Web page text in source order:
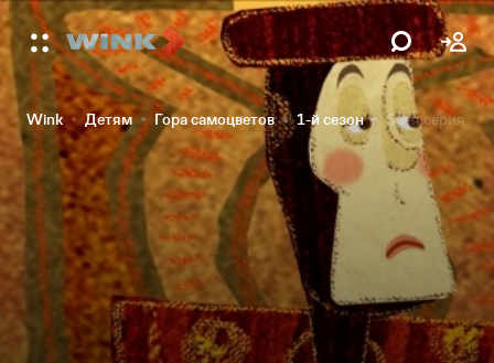
Wink Детям Гора самоцветов 1-й сезон 59-я серия